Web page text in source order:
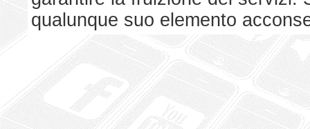
qualunque suo elemento